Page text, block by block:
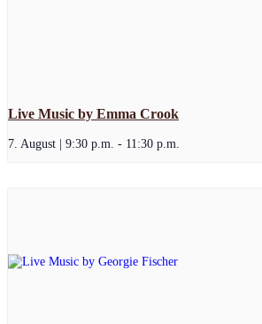
Live Music by Emma Crook
7. August | 9:30 p.m. - 11:30 p.m.